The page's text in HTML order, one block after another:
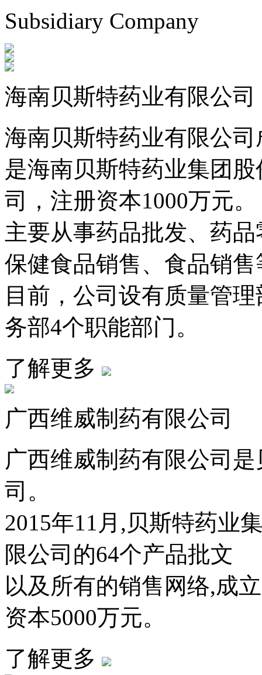
Subsidiary Company
海南贝斯特药业有限公司
海南贝斯特药业有限公司
是海南贝斯特药业集团
司，注册资本1000万元。
主要从事药品批发、药
保健食品销售、食品销
目前，公司设有质量管
务部4个职能部门。
了解更多
广西维威制药有限公司
广西维威制药有限公司
司。
2015年11月,贝斯特药业
限公司的64个产品批文
以及所有的销售网络,成
资本5000万元。
了解更多